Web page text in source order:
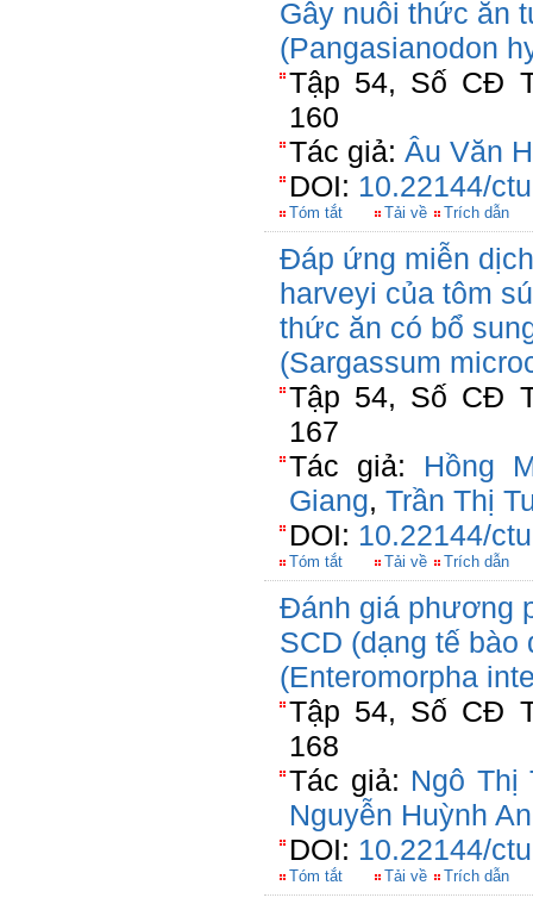
Gây nuôi thức ăn
(Pangasianodon
Tập 54, Số CĐ
160
Tác giả: Âu Văn
DOI: 10.22144/
Tóm tắt Tải về Trích dẫn
Đáp ứng miễn
harveyi của tôm
thức ăn có bổ
(Sargassum
Tập 54, Số CĐ
167
Tác giả: Hồng
Giang, Trần Thị
DOI: 10.22144/
Tóm tắt Tải về Trích dẫn
Đánh giá phương
SCD (dạng tế
(Enteromorpha
Tập 54, Số CĐ
168
Tác giả: Ngô Thị
Nguyễn Huỳnh
DOI: 10.22144/
Tóm tắt Tải về Trích dẫn